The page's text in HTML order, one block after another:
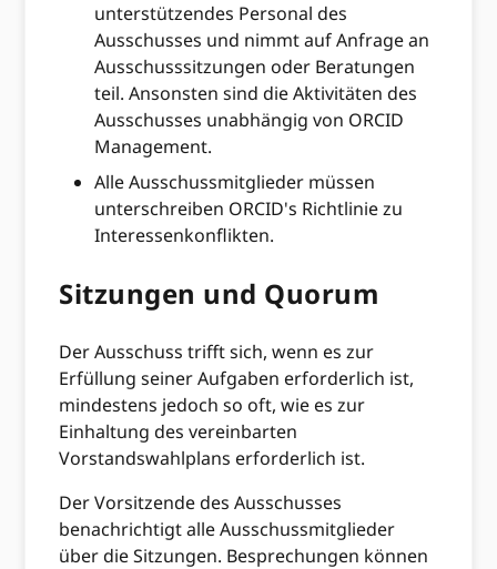
unterstützendes Personal des
Ausschusses und nimmt auf Anfrage an
Ausschusssitzungen oder Beratungen
teil. Ansonsten sind die Aktivitäten des
Ausschusses unabhängig von ORCID
Management.
Alle Ausschussmitglieder müssen
unterschreiben ORCID's Richtlinie zu
Interessenkonflikten.
Sitzungen und Quorum
Der Ausschuss trifft sich, wenn es zur
Erfüllung seiner Aufgaben erforderlich ist,
mindestens jedoch so oft, wie es zur
Einhaltung des vereinbarten
Vorstandswahlplans erforderlich ist.
Der Vorsitzende des Ausschusses
benachrichtigt alle Ausschussmitglieder
über die Sitzungen. Besprechungen können